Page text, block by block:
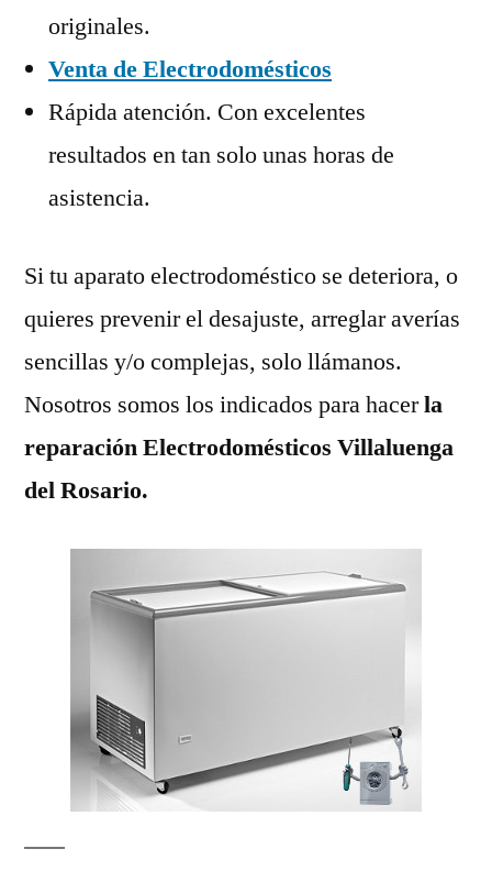
originales.
Venta de Electrodomésticos
Rápida atención. Con excelentes
resultados en tan solo unas horas de
asistencia.
Si tu aparato electrodoméstico se deteriora, o
quieres prevenir el desajuste, arreglar averías
sencillas y/o complejas, solo llámanos.
Nosotros somos los indicados para hacerla
reparación Electrodomésticos Villaluenga
del Rosario.